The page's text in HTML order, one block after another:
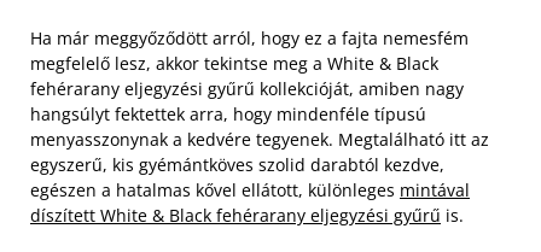
Ha már meggyőződött arról, hogy ez a fajta nemesfém
megfelelő lesz, akkor tekintse meg a White & Black
fehérarany eljegyzési gyűrű kollekcióját, amiben nagy
hangsúlyt fektettek arra, hogy mindenféle típusú
menyasszonynak a kedvére tegyenek. Megtalálható itt az
egyszerű, kis gyémántköves szolid darabtól kezdve,
egészen a hatalmas kővel ellátott, különleges mintával
díszített White & Black fehérarany eljegyzési gyűrű is.